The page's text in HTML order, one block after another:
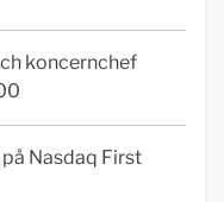
koncernchef
Nasdaq First